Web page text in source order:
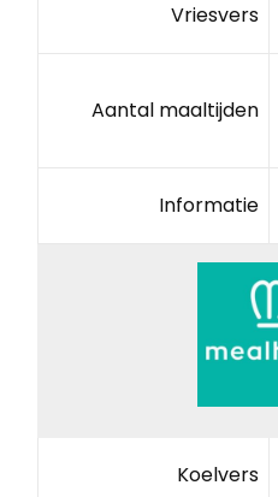
Vriesvers
Aantal maaltijden
Informatie
Koelvers